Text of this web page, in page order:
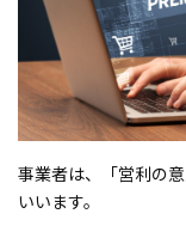
事業者は、「営利の
いいます。